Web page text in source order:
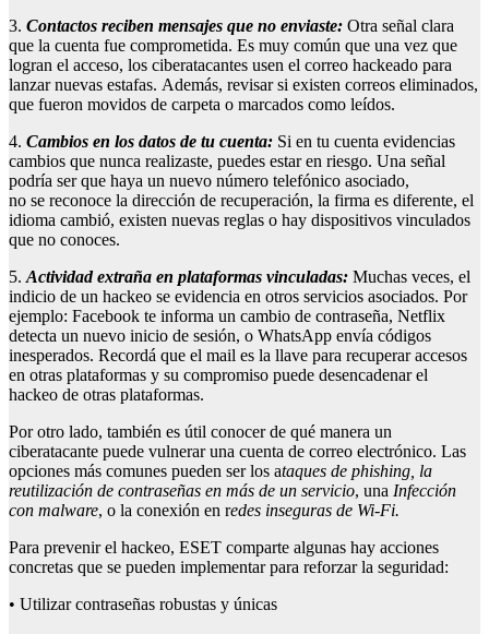
3. Contactos reciben mensajes que no enviaste: Otra señal clara
que la cuenta fue comprometida. Es muy común que una vez que
logran el acceso, los ciberatacantes usen el correo hackeado para
lanzar nuevas estafas. Además, revisar si existen correos eliminados,
que fueron movidos de carpeta o marcados como leídos.
4. Cambios en los datos de tu cuenta: Si en tu cuenta evidencias
cambios que nunca realizaste, puedes estar en riesgo. Una señal
podría ser que haya un nuevo número telefónico asociado,
no se reconoce la dirección de recuperación, la firma es diferente, el
idioma cambió, existen nuevas reglas o hay dispositivos vinculados
que no conoces.
5.Actividad extraña en plataformas vinculadas: Muchas veces, el
indicio de un hackeo se evidencia en otros servicios asociados. Por
ejemplo: Facebook te informa un cambio de contraseña, Netflix
detecta un nuevo inicio de sesión, o WhatsApp envía códigos
inesperados. Recordá que el mail es la llave para recuperar accesos
en otras plataformas y su compromiso puede desencadenar el
hackeo de otras plataformas.
Por otro lado, también es útil conocer de qué manera un
ciberatacante puede vulnerar una cuenta de correo electrónico. Las
opciones más comunes pueden ser los ataques de phishing, la
reutilización de contraseñas en más de un servicio, una Infección
con malware, o la conexión en redes inseguras de Wi-Fi.
Para prevenir el hackeo, ESET comparte algunas hay acciones
concretas que se pueden implementar para reforzar la seguridad:
• Utilizar contraseñas robustas y únicas